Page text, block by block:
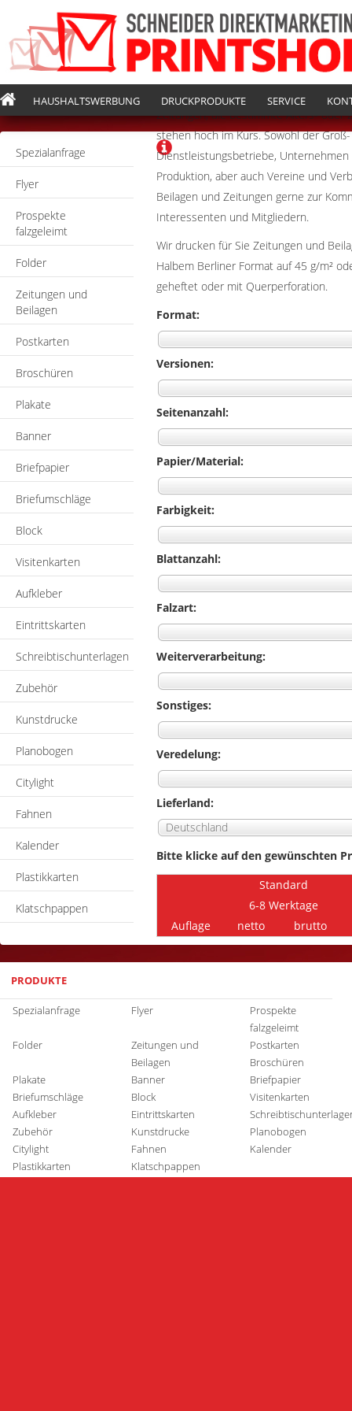
HAUSHALTSWERBUNG DRUCKPRODUKTE SERVICE
Spezialanfrage
Flyer
Prospekte
falzgeleimt
Folder
Zeitungen und
Beilagen
Postkarten
Broschüren
Plakate
Banner
Briefpapier
Briefumschläge
Block
Visitenkarten
Aufkleber
Eintrittskarten
Schreibtischunterlagen
Zubehör
Kunstdrucke
Planobogen
Citylight
Fahnen
Kalender
Plastikkarten
Klatschpappen
Zeitungen, die bestimmte Alters- oder
stehen hoch im Kurs. Sowohl der
Dienstleistungsbetriebe,
Produktion, aber auch Vereine und
Beilagen und Zeitungen gerne zur
Interessenten und Mitgliedern.
Wir drucken für Sie Zeitungen und
Halbem Berliner Format auf 45 g/m²
geheftet oder mit Querperforation.
Format:
Versionen:
Seitenanzahl:
Papier/Material:
Farbigkeit:
Blattanzahl:
Falzart:
Weiterverarbeitung:
Sonstiges:
Veredelung:
Lieferland:
Deutschland
Bitte klicke auf den gewünschten
Standard
6-8 Werktage
Auflage
netto brutto
PRODUKTE
Spezialanfrage Flyer
Prospekte
falzgeleimt
Folder
Zeitungen und
Beilagen
Postkarten
Broschüren
Plakate
Banner
Briefpapier
Briefumschläge
Block
Visitenkarten
Aufkleber
Eintrittskarten
Zubehör
Kunstdrucke
Planobogen
Citylight
Fahnen
Kalender
Plastikkarten
Klatschpappen